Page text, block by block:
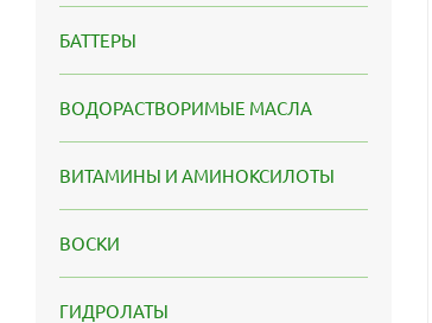
БАТТЕРЫ
ВОДОРАСТВОРИМЫЕ МАСЛА
ВИТАМИНЫ И АМИНОКСИЛОТЫ
ВОСКИ
ГИДРОЛАТЫ